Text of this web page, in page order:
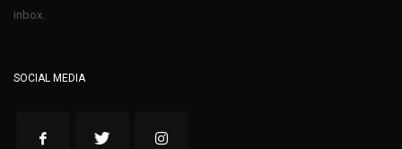
inbox.
SOCIAL MEDIA